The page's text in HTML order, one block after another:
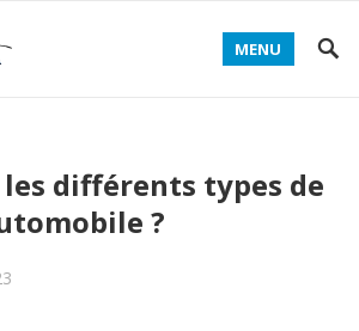
MENU
différents types de
?